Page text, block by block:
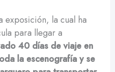
exposición, la cual ha
para llegar a
40 días de viaje en
la escenografía y se